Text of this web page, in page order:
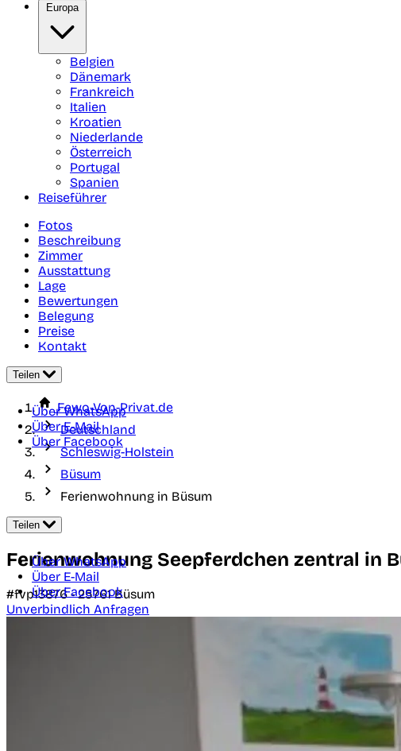
Europa
Belgien
Dänemark
Frankreich
Italien
Kroatien
Niederlande
Österreich
Portugal
Spanien
Reiseführer
Fotos
Beschreibung
Zimmer
Ausstattung
Lage
Bewertungen
Belegung
Preise
Kontakt
Teilen
Über WhatsApp
Über E-Mail
Über Facebook
Fewo-Von-Privat.de
Deutschland
Schleswig-Holstein
Büsum
Ferienwohnung in Büsum
Teilen
Über WhatsApp
Über E-Mail
Über Facebook
Ferienwohnung Seepferdchen zentral in
#fvp13876 -25761Büsum
Unverbindlich Anfragen